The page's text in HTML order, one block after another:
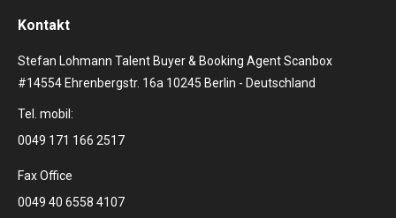
Kontakt
Stefan Lohmann Talent Buyer & Booking Agent Scanbox
#14554 Ehrenbergstr. 16a 10245 Berlin - Deutschland
Tel. mobil:
0049 171 166 2517
Fax Office
0049 40 6558 4107